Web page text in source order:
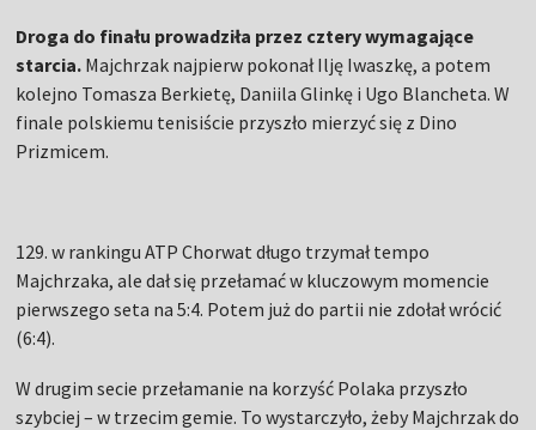
Droga do finału prowadziła przez cztery wymagające
starcia. Majchrzak najpierw pokonał Ilję Iwaszkę, a potem
kolejno Tomasza Berkietę, Daniila Glinkę i Ugo Blancheta. W
finale polskiemu tenisiście przyszło mierzyć się z Dino
Prizmicem.
129. w rankingu ATP Chorwat długo trzymał tempo
Majchrzaka, ale dał się przełamać w kluczowym momencie
pierwszego seta na 5:4. Potem już do partii nie zdołał wrócić
(6:4).
W drugim secie przełamanie na korzyść Polaka przyszło
szybciej – w trzecim gemie. To wystarczyło, żeby Majchrzak do